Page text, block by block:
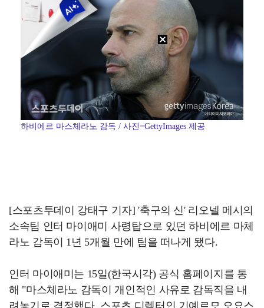
'오디세이'·'스파이더맨4', 박스오피스 투톱…기록 경…
하비에르 마스체라노 감독 / 사진=GettyImages 제공
[스포츠투데이 강태구 기자] '축구의 신' 리오넬 메시의
소속팀 인터 마이애미 사령탑으로 있던 하비에르 마체
라노 감독이 1년 5개월 만에 팀을 떠나게 됐다.
인터 마이애미는 15일(한국시각) 공식 홈페이지를 통
해 "마스체라노 감독이 개인적인 사유로 감독직을 내
려놓기로 결정했다. 스포츠 디렉터인 기예르모 오요스